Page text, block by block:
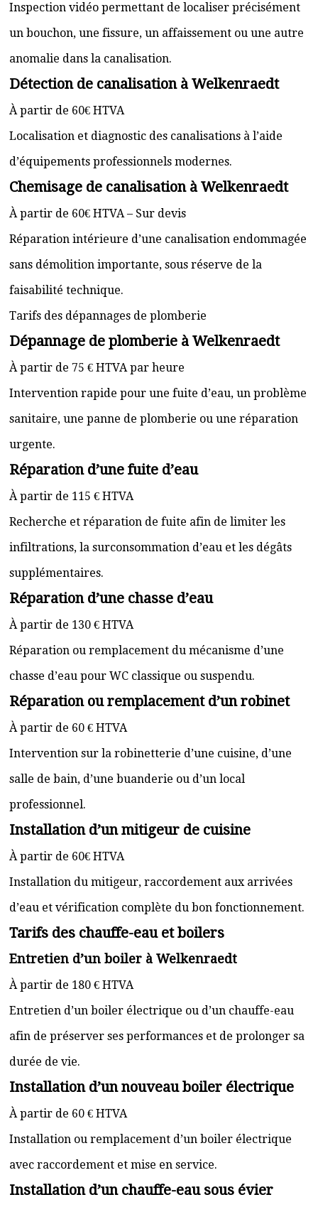
Inspection vidéo permettant de localiser précisément
un bouchon, une fissure, un affaissement ou une autre
anomalie dans la canalisation.
Détection de canalisation à Welkenraedt
À partir de 60€ HTVA
Localisation et diagnostic des canalisations à l’aide
d’équipements professionnels modernes.
Chemisage de canalisation à Welkenraedt
À partir de 60€ HTVA – Sur devis
Réparation intérieure d’une canalisation endommagée
sans démolition importante, sous réserve de la
faisabilité technique.
Tarifs des dépannages de plomberie
Dépannage de plomberie à Welkenraedt
À partir de 75 € HTVA par heure
Intervention rapide pour une fuite d’eau, un problème
sanitaire, une panne de plomberie ou une réparation
urgente.
Réparation d’une fuite d’eau
À partir de 115 € HTVA
Recherche et réparation de fuite afin de limiter les
infiltrations, la surconsommation d’eau et les dégâts
supplémentaires.
Réparation d’une chasse d’eau
À partir de 130 € HTVA
Réparation ou remplacement du mécanisme d’une
chasse d’eau pour WC classique ou suspendu.
Réparation ou remplacement d’un robinet
À partir de 60 € HTVA
Intervention sur la robinetterie d’une cuisine, d’une
salle de bain, d’une buanderie ou d’un local
professionnel.
Installation d’un mitigeur de cuisine
À partir de 60€ HTVA
Installation du mitigeur, raccordement aux arrivées
d’eau et vérification complète du bon fonctionnement.
Tarifs des chauffe-eau et boilers
Entretien d’un boiler à Welkenraedt
À partir de 180 € HTVA
Entretien d’un boiler électrique ou d’un chauffe-eau
afin de préserver ses performances et de prolonger sa
durée de vie.
Installation d’un nouveau boiler électrique
À partir de 60 € HTVA
Installation ou remplacement d’un boiler électrique
avec raccordement et mise en service.
Installation d’un chauffe-eau sous évier